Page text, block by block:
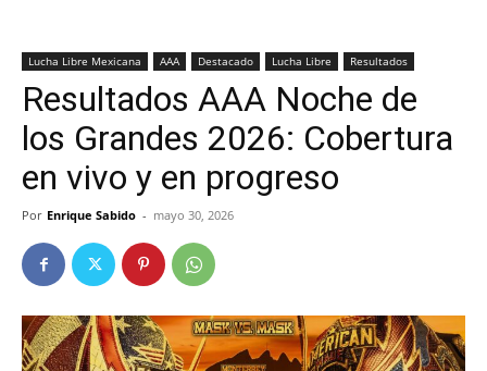
Lucha Libre Mexicana AAA Destacado Lucha Libre Resultados
Resultados AAA Noche de
los Grandes 2026: Cobertura
en vivo y en progreso
Por Enrique Sabido - mayo 30, 2026